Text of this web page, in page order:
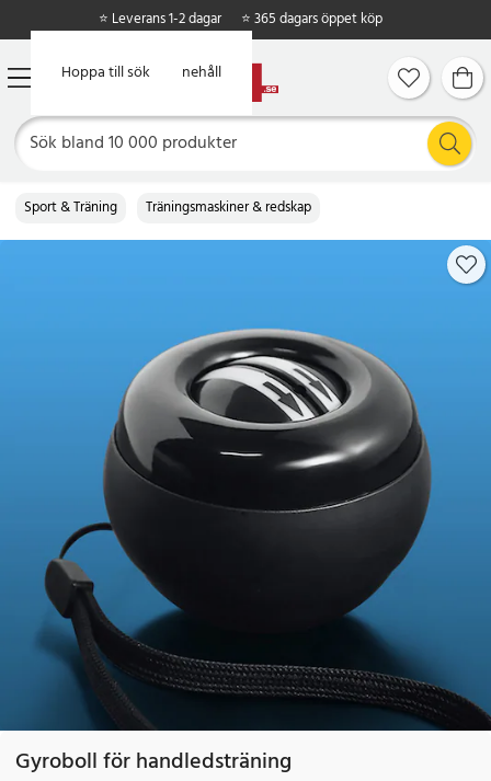
Hoppa till huvudinnehåll
Hoppa till sök
⭐ Leverans 1-2 dagar ⭐ 365 dagars öppet köp
Sport & Träning Träningsmaskiner & redskap
Gyroboll för handledsträning